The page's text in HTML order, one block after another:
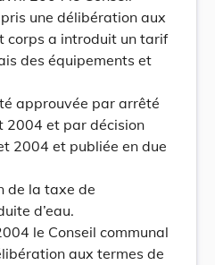
une délibération aux
corps a introduit un tarif
des équipements et
approuvée par arrêté
2004 et par décision
2004 et publiée en due
de la taxe de
d’eau.
le Conseil communal
aux termes de